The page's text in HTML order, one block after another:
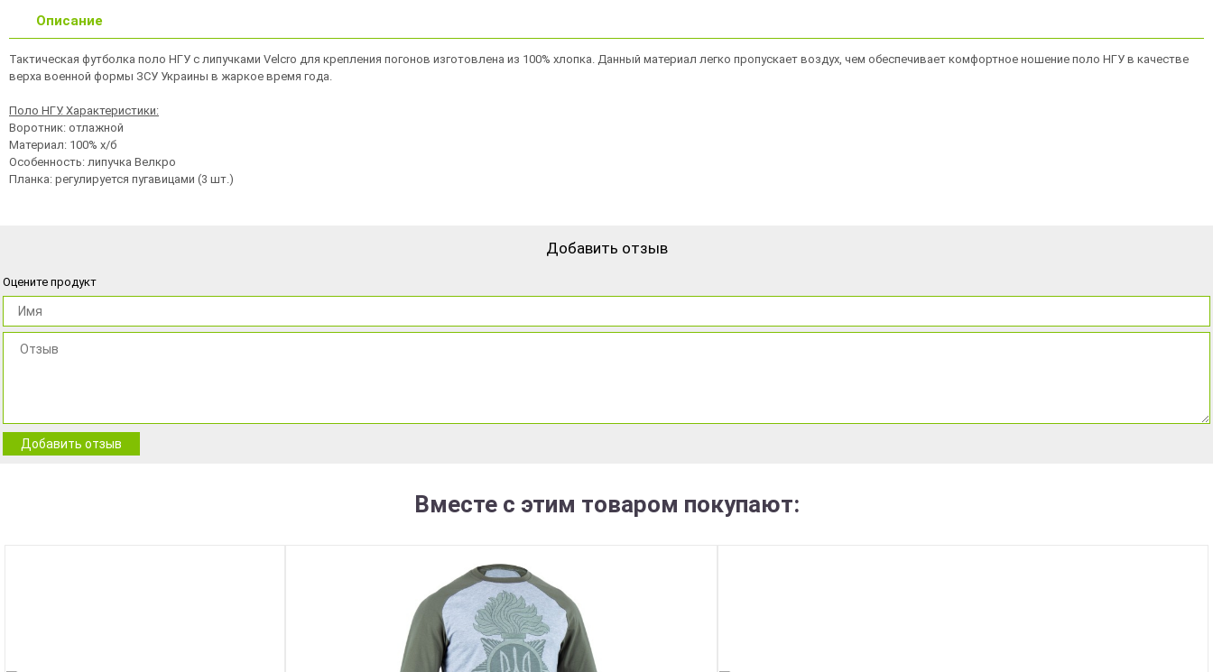
Описание
Тактическая футболка поло НГУ с липучками Velcro для крепления погонов изготовлена из 100% хлопка. Данный материал легко пропускает воздух, чем обеспечивает комфортное ношение поло НГУ в качестве
верха военной формы ЗСУ Украины в жаркое время года.
Поло НГУ. Характеристики:
Воротник: отлажной
Материал: 100% х/б
Особенность: липучка Велкро
Планка: регулируется пугавицами (3 шт.)
Добавить отзыв
Оцените продукт
Добавить отзыв
Вместе с этим товаром покупают: